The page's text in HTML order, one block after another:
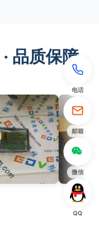
品质保障
电话
邮箱
微信
QQ